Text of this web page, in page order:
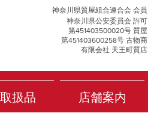
神奈川県質屋組合連合会 会員
神奈川県公安委員会 許可
第451403500020号 質屋
第451403600258号 古物商
有限会社 天王町質店
扱品 店舗案内